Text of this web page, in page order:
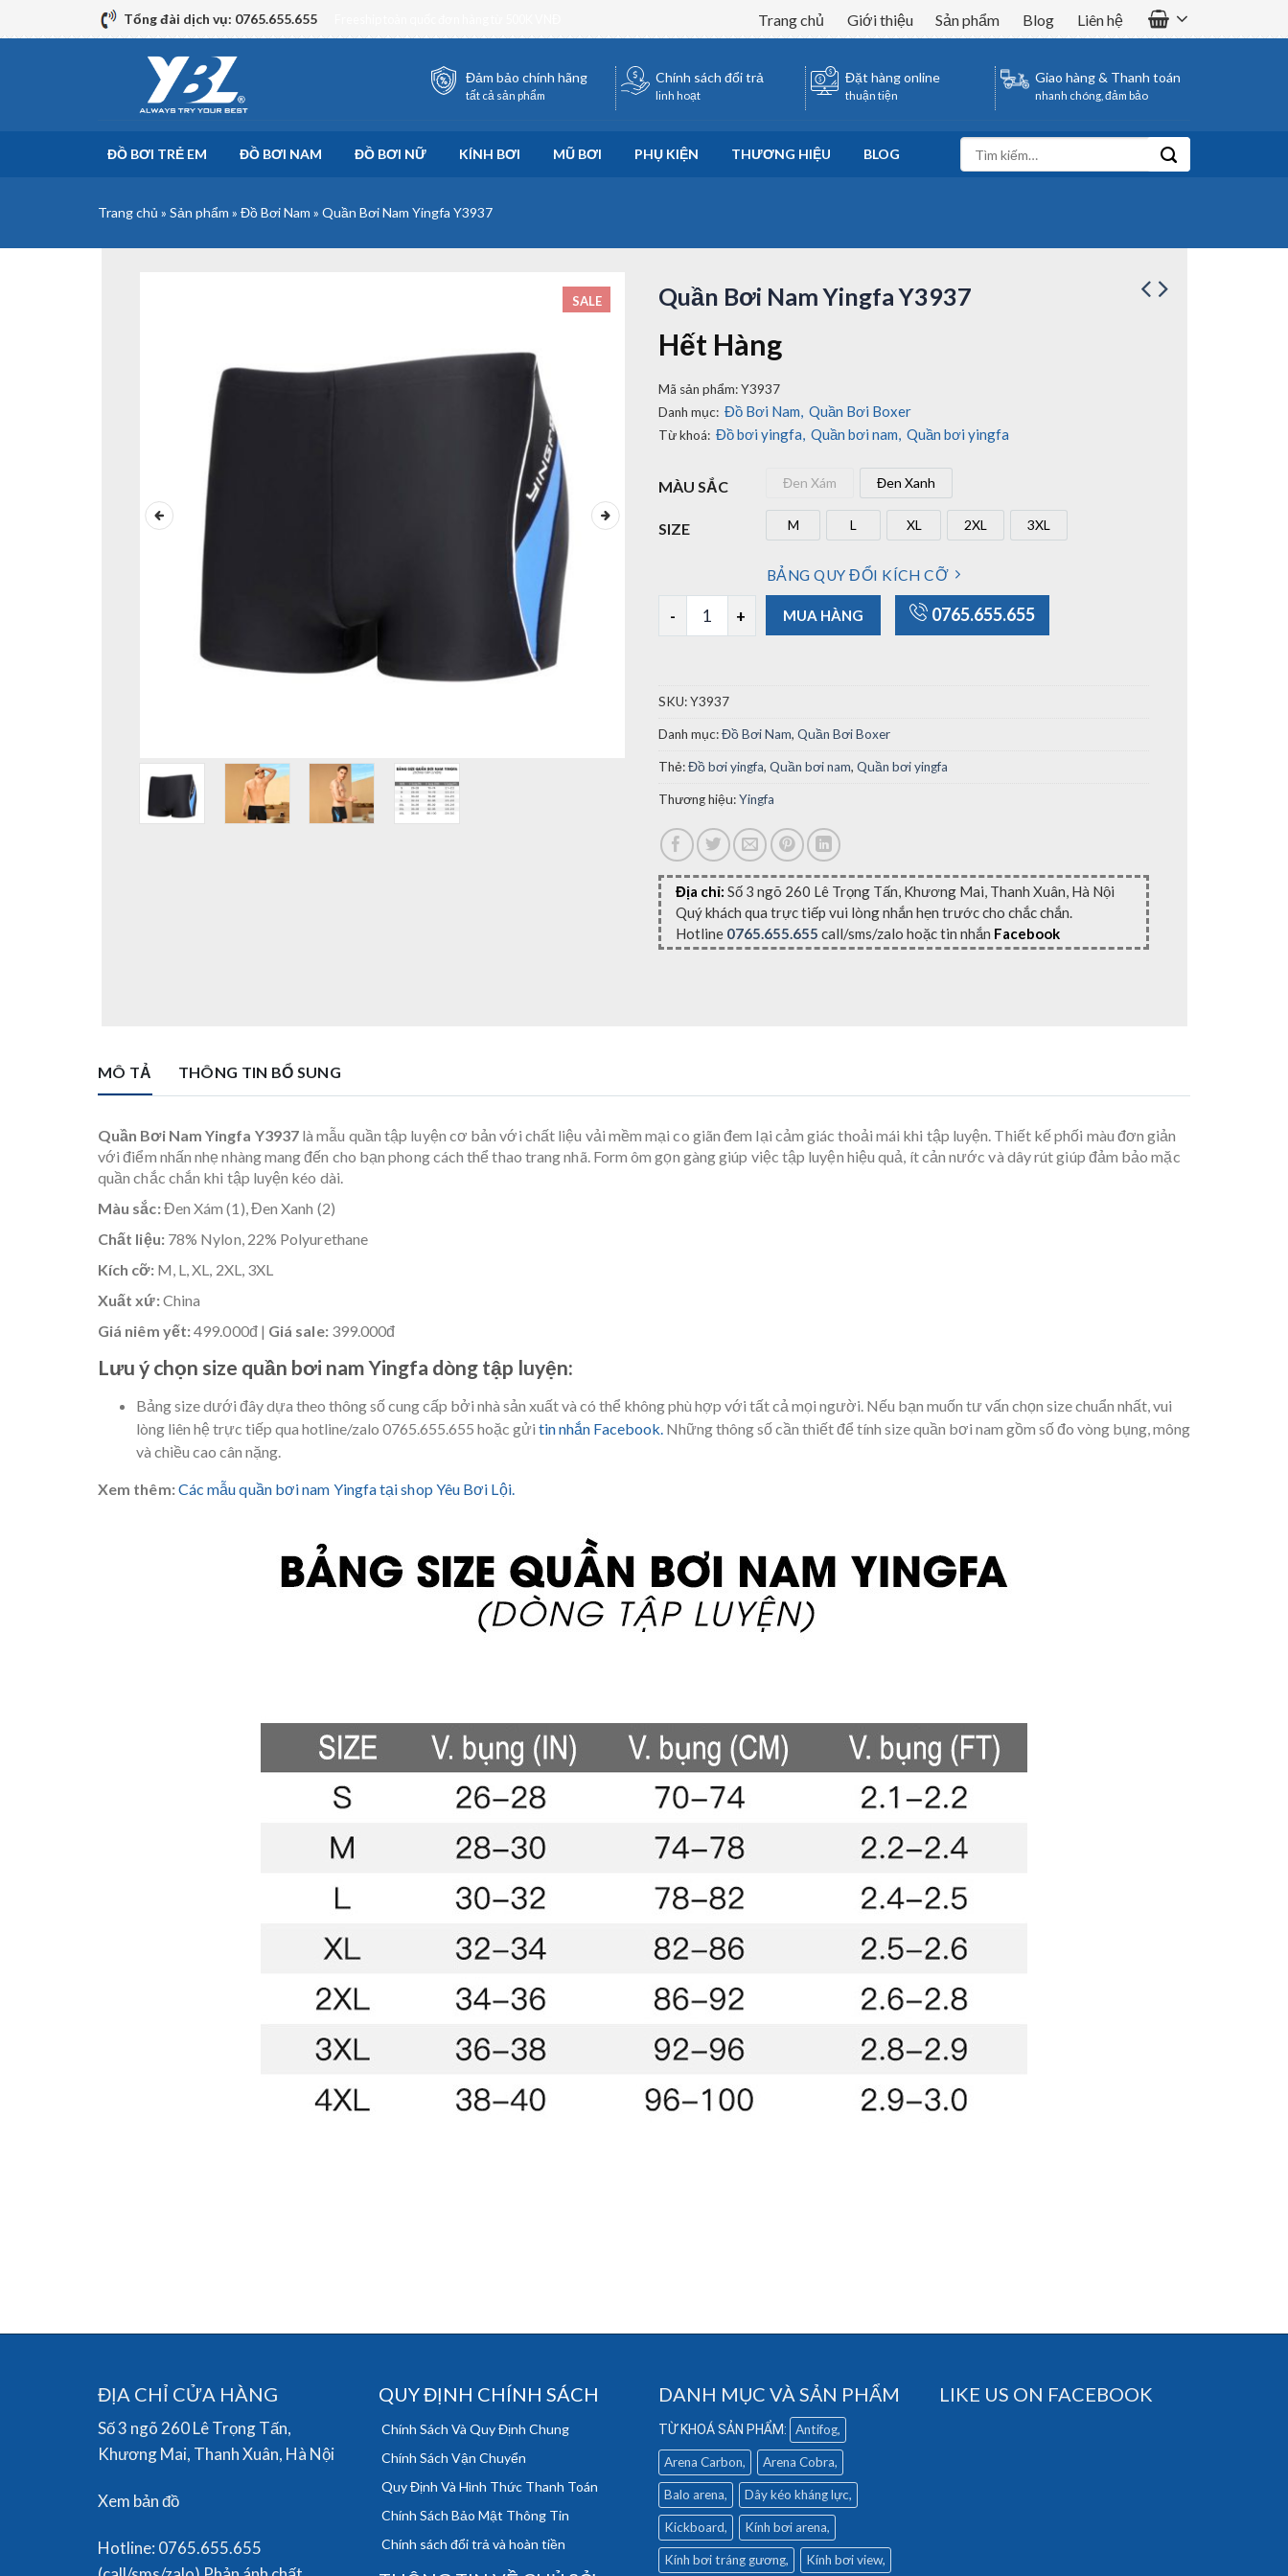
to
Tổng đài dịch vụ: 0765.655.655 Trang chủ Giới thiệu Sản phẩm Blog Liên hệ
Đảm bảo chính hãng
tất cả sản phẩm
Chính sách đổi trả
linh hoạt
Đặt hàng online
thuận tiện
Giao hàng & Thanh toán
nhanh chóng, đảm bảo
ĐỒ BƠI TRẺ EM ĐỒ BƠI NAM ĐỒ BƠI NỮ KÍNH BƠI MŨ BƠI PHỤ KIỆN THƯƠNG HIỆU BLOG
kiếm:
Trang chủ » Sản phẩm » Đồ Bơi Nam » Quần Bơi Nam Yingfa Y3937
SALE Quần Bơi Nam Yingfa Y3937
Hết Hàng
Mã sản phẩm:Y3937
Danh mục: Đồ Bơi Nam, Quần Bơi Boxer
Từ khoá: Đồ bơi yingfa, Quần bơi nam, Quần bơi yingfa
MÀU SẮC Đen XámĐen Xám Đen Xanh
Đen Xanh
SIZE M
M LL XL
XL 2XL
2XL 3XL
3XL
BẢNG QUY ĐỔI KÍCH CỠ
Quần Bơi Nam Yingfa Y3937 số lượng
MUA HÀNG 0765.655.655
SKU:Y3937
Danh mục:Đồ Bơi Nam, Quần Bơi Boxer
Thẻ:Đồ bơi yingfa, Quần bơi nam, Quần bơi yingfa
Thương hiệu:Yingfa
Địa chỉ: Số 3 ngõ 260 Lê Trọng Tấn, Khương Mai, Thanh Xuân, Hà Nội
Quý khách qua trực tiếp vui lòng nhắn hẹn trước cho chắc chắn.
Hotline 0765.655.655 call/sms/zalo hoặc tin nhắn Facebook
MÔ TẢ THÔNG TIN BỔ SUNG
Quần Bơi Nam Yingfa Y3937 là mẫu quần tập luyện cơ bản với chất liệu vải mềm mại co giãn đem lại cảm giác thoải mái khi tập luyện. Thiết kế phối màu đơn giản
với điểm nhấn nhẹ nhàng mang đến cho bạn phong cách thể thao trang nhã. Form ôm gọn gàng giúp việc tập luyện hiệu quả, ít cản nước và dây rút giúp đảm bảo mặc
quần chắc chắn khi tập luyện kéo dài.
Màu sắc:Đen Xám (1),Đen Xanh (2)
Chất liệu:78% Nylon, 22% Polyurethane
Kích cỡ: M, L, XL, 2XL, 3XL
Xuất xứ:China
Giá niêm yết:499.000đ | Giá sale:399.000đ
Lưu ý chọn size quần bơi nam Yingfa dòng tập luyện:
Bảng size dưới đây dựa theo thông số cung cấp bởi nhà sản xuất và có thể không phù hợp với tất cả mọi người. Nếu bạn muốn tư vấn chọn size chuẩn nhất, vui
lòng liên hệ trực tiếp qua hotline/zalo 0765.655.655 hoặc gửi tin nhắn Facebook. Những thông số cần thiết để tính size quần bơi nam gồm số đo vòng bụng, mông
và chiều cao cân nặng.
Xem thêm:Các mẫu quần bơi nam Yingfa tại shop Yêu Bơi Lội.
ĐỊA CHỈ CỬA HÀNG
Số 3 ngõ 260 Lê Trọng Tấn,
Khương Mai, Thanh Xuân, Hà Nội
Xem bản đồ
Hotline: 0765.655.655
QUY ĐỊNH CHÍNH SÁCH
Chính Sách Và Quy Định Chung
Chính Sách Vận Chuyển
Quy Định Và Hình Thức Thanh Toán
Chính Sách Bảo Mật Thông Tin
Chính sách đổi trả và hoàn tiền
DANH MỤC VÀ SẢN PHẨM
Antifog
Arena Carbon Arena Cobra
Balo arena Dây kéo kháng lực
Kickboard Kính bơi arena
Kính bơi tráng gương Kính bơi view
LIKE US ON FACEBOOK